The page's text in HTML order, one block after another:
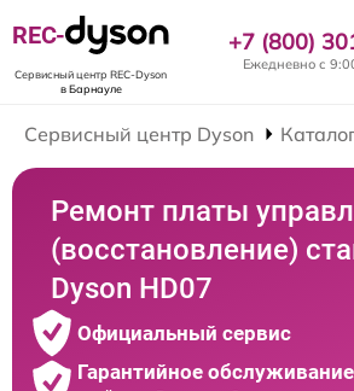
REC-
Сервисный центр REC-Dyson
в Барнауле
+7 (800)
Ежедневно с
Сервисный центр Dyson
Ремонт платы
(восстановление)
Dyson HD07
Официальный сервис
Гарантийное обслуживание